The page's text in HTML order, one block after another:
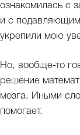
ознакомилась с
и с подавляющим
укрепили мою
Но, вообще-то
решение
мозга. Иными
помогает.